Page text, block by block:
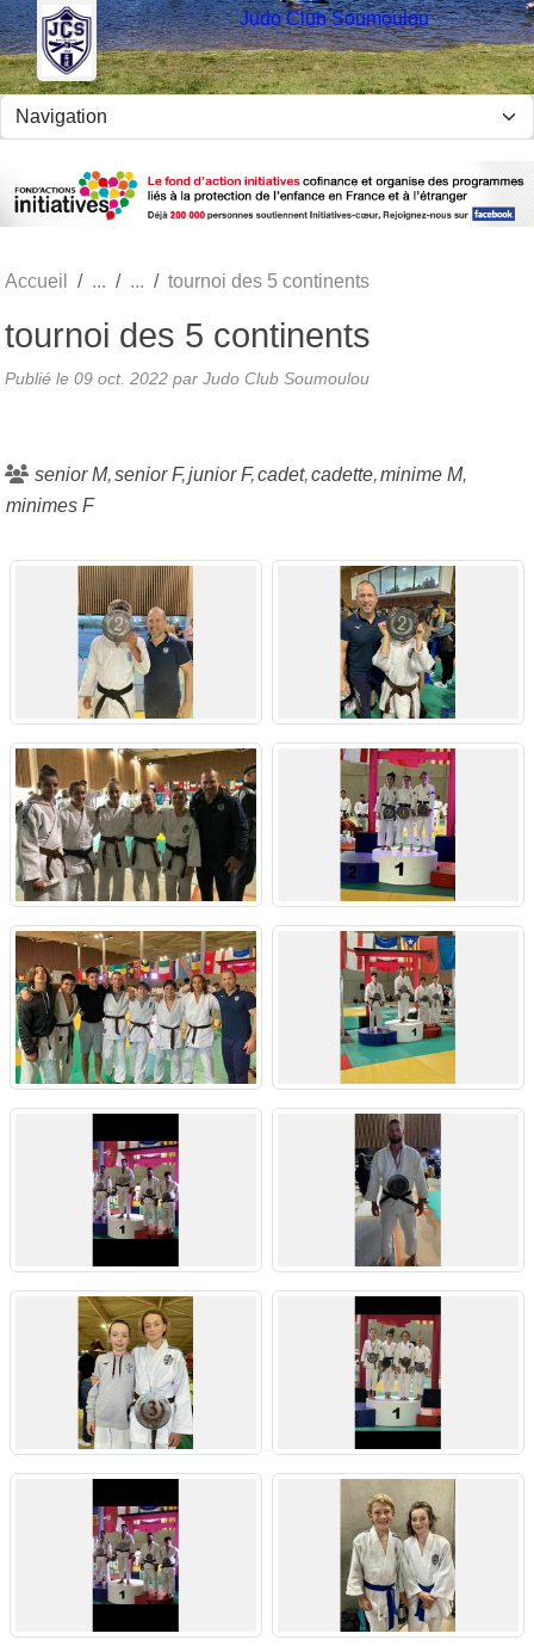
Judo Club Soumoulou
Accueil tournoi des 5 continents
tournoi des 5 continents
Publié le 09 oct. 2022 par Judo Club Soumoulou
senior M senior F junior F cadet cadette minime M
minimes F
Panneau de gestion des cookies